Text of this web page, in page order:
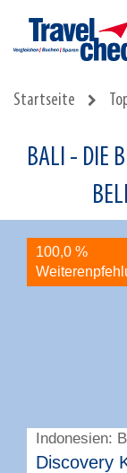
Startseite
BALI - DIE
100,0 %
Indonesien:
Discovery